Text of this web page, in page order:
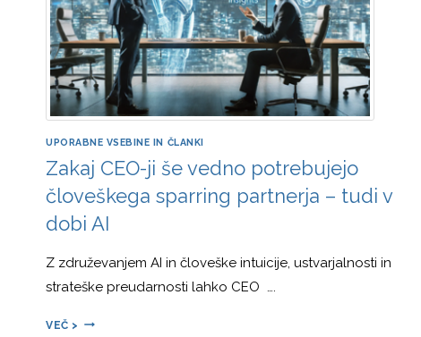
UPORABNE VSEBINE IN ČLANKI
Zakaj CEO-ji še vedno potrebujejo
človeškega sparring partnerja – tudi v
dobi AI
Z združevanjem AI in človeške intuicije, ustvarjalnosti in
strateške preudarnosti lahko CEO ….
VEČ > ZAKAJ